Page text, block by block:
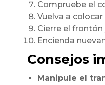
Compruebe el
Vuelva a
Cierre el
Encienda
Consejos
Manipule el